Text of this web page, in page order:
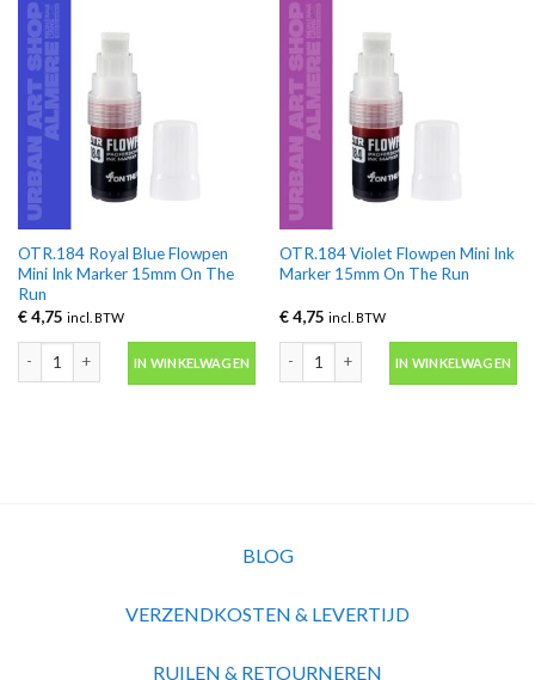
OTR.184 Royal Blue Flowpen
Mini Ink Marker 15mm On The
Run
€4,75 incl. BTW
IN WINKELWAGEN
OTR.184 Violet Flowpen Mini Ink
Marker 15mm On The Run
€4,75 incl. BTW
IN WINKELWAGEN
BLOG
VERZENDKOSTEN & LEVERTIJD
RUILEN & RETOURNEREN